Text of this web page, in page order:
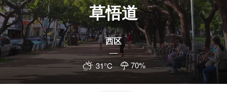
草悟道
西区
31°C 70%